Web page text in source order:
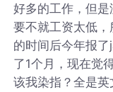
好多的工作，但是
要不就工资太低
的时间后今年报
了1个月，现在觉
该我染指？全是